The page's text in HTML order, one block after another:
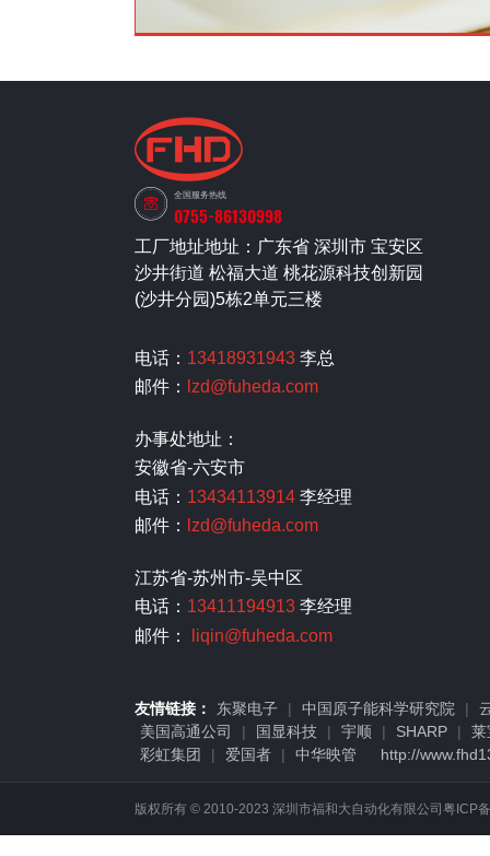
全国服务热线
0755-86130998
工厂地址地址：广东省 深圳市 宝安区
沙井街道 松福大道 桃花源科技创新园
(沙井分园)5栋2单元三楼
电话： 13418931943李总
邮件：
lzd@fuheda.com
办事处地址：
安徽省-六安市
电话： 13434113914李经理
邮件：
lzd@fuheda.com
江苏省-苏州市-吴中区
电话： 13411194913李经理
邮件：
liqin@fuheda.com
友情链接： 东聚电子 | 中国原子能科学研究院 |
美国高通公司
| 国显科技 | 宇顺 | SHARP |
莱
彩虹集团
| 爱国者 | 中华映管 http://
版权所有 © 2010-2023 深圳市福和大自动化有限公司粤ICP